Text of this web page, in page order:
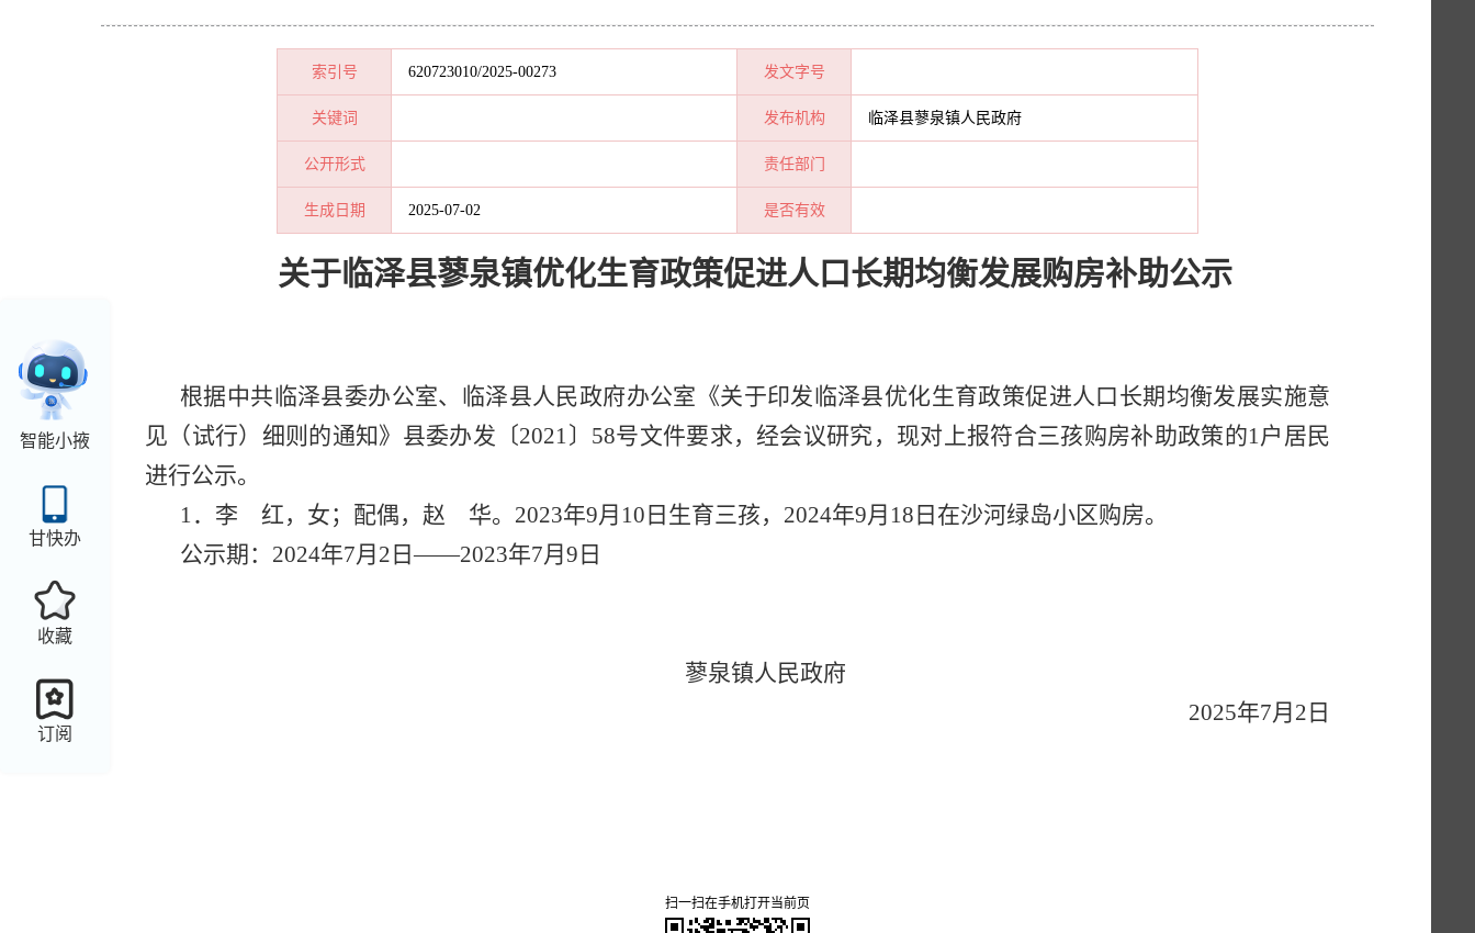
智能小掖
甘快办
收藏
订阅
索引号 620723010/2025-00273 发文字号
关键词 发布机构 临泽县蓼泉镇人民政府
公开形式 责任部门
生成日期 2025-07-02 是否有效
关于临泽县蓼泉镇优化生育政策促进人口长期均衡发展购房补助公示
根据中共临泽县委办公室、临泽县人民政府办公室《关于印发临泽县优化生育政策促进人口长期均衡发展实施意
见（试行）细则的通知》县委办发〔2021〕58号文件要求，经会议研究，现对上报符合三孩购房补助政策的1户居民
进行公示。
1．李 红，女；配偶，赵 华。2023年9月10日生育三孩，2024年9月18日在沙河绿岛小区购房。
公示期：2024年7月2日——2023年7月9日
蓼泉镇人民政府
2025年7月2日
扫一扫在手机打开当前页